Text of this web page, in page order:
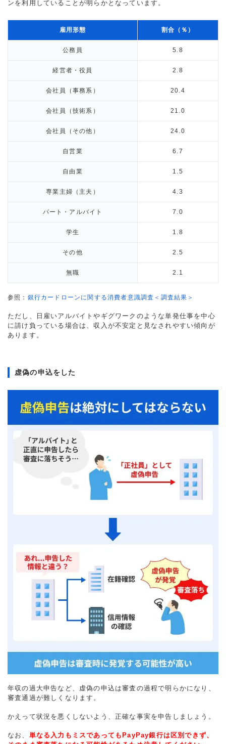
ンを利用していることが明らかとなっています。
雇用形態 割合（％）
公務員 5.8
経営者・役員 2.8
会社員（事務系） 20.4
会社員（技術系） 21.0
会社員（その他） 24.0
自営業 6.7
自由業 1.5
専業主婦（主夫） 4.3
パート・アルバイト 7.0
学生 1.8
その他 2.5
無職 2.1
参照： 銀行カードローンに関する消費者意識調査＜調査結果＞
ただし、日雇いアルバイトやギグワークのような単発仕事を中心
に請け負っている場合は、収入が不安定と見なされやすい傾向が
あります。
虚偽の申込をした
年収の過大申告など、虚偽の申込は審査の過程で明らかになり、
審査通過が難しくなります。
かえって状況を悪くしないよう、正確な事実を申告しましょう。
なお、 単なる入力もミスであってもPayPay銀行は区別できず、